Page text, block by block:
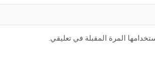
المرة المقبلة في تعليقي.